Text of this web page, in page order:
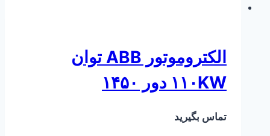
الکتروموتور ABB توان
۱۱۰KW دور ۱۴۵۰
تماس بگیرید